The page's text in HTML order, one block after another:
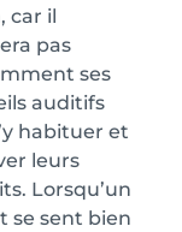
car il
pas
ses
auditifs
habituer et
leurs
Lorsqu’un
se sent bien